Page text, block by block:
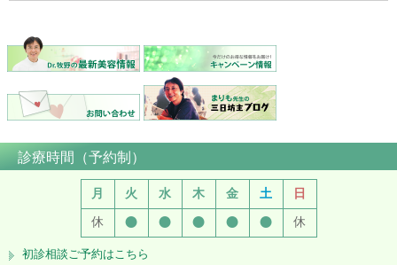
診療時間（予約制）
月 火 水 木 金 土
日
休
● ● ● ● ● 休
初診相談ご予約はこちら